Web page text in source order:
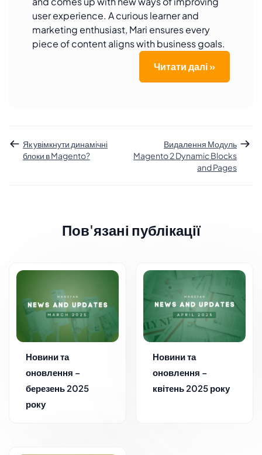
user experience. A curious learner and
marketing enthusiast, Mari ensures every
piece of content aligns with business goals.
Читати далі »
Як увімкнути динамічні
блоки в Magento?
Видалення Модуль
Magento 2 Dynamic Blocks
and Pages
Пов'язані публікації
Новини та
оновлення –
березень 2025
року
Новини та
оновлення –
квітень 2025 року